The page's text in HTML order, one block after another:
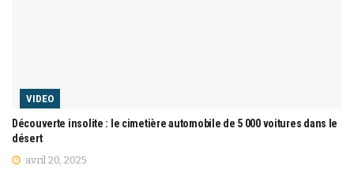
VIDEO
Découverte insolite : le cimetière automobile de 5 000 voitures dans le
désert
avril 20, 2025